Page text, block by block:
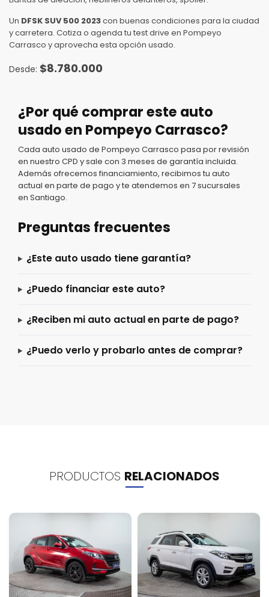
Un DFSK SUV 500 2023con buenas condiciones para la ciudad
y carretera. Cotiza o agenda tu test drive en Pompeyo
Carrasco y aprovecha esta opción usado.
$8.780.000
¿Por qué comprar este auto
usado en Pompeyo Carrasco?
Cada auto usado de Pompeyo Carrasco pasa por revisión
en nuestro CPD y sale con 3 meses de garantía incluida.
Además ofrecemos financiamiento, recibimos tu auto
actual en parte de pago y te atendemos en 7 sucursales
en Santiago.
Preguntas frecuentes
¿Este auto usado tiene garantía?
¿Puedo financiar este auto?
¿Reciben mi auto actual en parte de pago?
¿Puedo verlo y probarlo antes de comprar?
PRODUCTOS RELACIONADOS